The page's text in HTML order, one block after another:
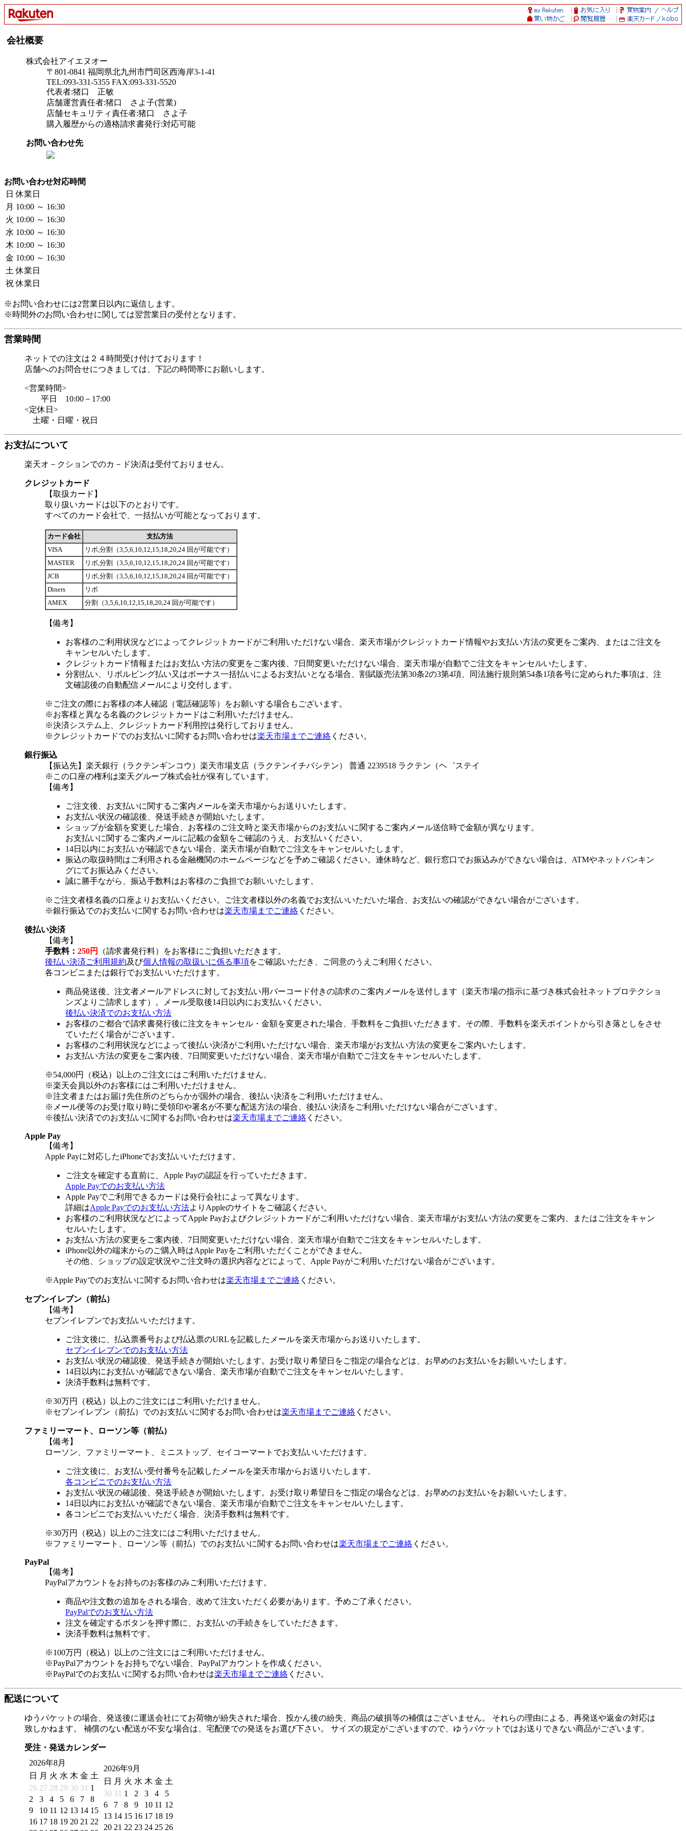
会社概要
株式会社アイエヌオー
〒801-0841 福岡県北九州市門司区西海岸3-1-41
TEL:093-331-5355 FAX:093-331-5520
代表者:猪口 正敏
店舗運営責任者:猪口 さよ子(営業)
店舗セキュリティ責任者:猪口 さよ子
購入履歴からの適格請求書発行:対応可能
お問い合わせ先
お問い合わせ対応時間
日 休業日
月 10:00 ～ 16:30
火 10:00 ～ 16:30
水 10:00 ～ 16:30
木 10:00 ～ 16:30
金 10:00 ～ 16:30
土 休業日
祝 休業日
※お問い合わせには2営業日以内に返信します。
※時間外のお問い合わせに関しては翌営業日の受付となります。
営業時間
ネットでの注文は２４時間受け付けております！
店舗へのお問合せにつきましては、下記の時間帯にお願いします。
<営業時間>
平日 10:00－17:00
<定休日>
土曜・日曜・祝日
お支払について
楽天オ－クションでのカ－ド決済は受付ておりません。
クレジットカード
【取扱カード】
取り扱いカードは以下のとおりです。
すべてのカード会社で、一括払いが可能となっております。
カード会社
支払方法
VISA
リボ,分割（3,5,6,10,12,15,18,20,24 回が可能です）
MASTER
リボ,分割（3,5,6,10,12,15,18,20,24 回が可能です）
JCB
リボ,分割（3,5,6,10,12,15,18,20,24 回が可能です）
Diners
リボ
AMEX
分割（3,5,6,10,12,15,18,20,24 回が可能です）
【備考】
お客様のご利用状況などによってクレジットカードがご利用いただけない場合、楽天市場がクレジットカード情報やお支払い方法の変更をご案内、またはご注文を
キャンセルいたします。
クレジットカード情報またはお支払い方法の変更をご案内後、7日間変更いただけない場合、楽天市場が自動でご注文をキャンセルいたします。
分割払い、リボルビング払い又はボーナス一括払いによるお支払いとなる場合、割賦販売法第30条2の3第4項、同法施行規則第54条1項各号に定められた事項は、注
文確認後の自動配信メールにより交付します。
※ご注文の際にお客様の本人確認（電話確認等）をお願いする場合もございます。
※お客様と異なる名義のクレジットカードはご利用いただけません。
※決済システム上、クレジットカード利用控は発行しておりません。
※クレジットカードでのお支払いに関するお問い合わせは楽天市場までご連絡 ください。
銀行振込
【振込先】楽天銀行（ラクテンギンコウ）楽天市場支店（ラクテンイチバシテン） 普通 2239518 ラクテン（ヘ゛ステイ
※この口座の権利は楽天グループ株式会社が保有しています。
【備考】
ご注文後、お支払いに関するご案内メールを楽天市場からお送りいたします。
お支払い状況の確認後、発送手続きが開始いたします。
ショップが金額を変更した場合、お客様のご注文時と楽天市場からのお支払いに関するご案内メール送信時で金額が異なります。
お支払いに関するご案内メールに記載の金額をご確認のうえ、お支払いください。
14日以内にお支払いが確認できない場合、楽天市場が自動でご注文をキャンセルいたします。
振込の取扱時間はご利用される金融機関のホームページなどを予めご確認ください。連休時など、銀行窓口でお振込みができない場合は、ATMやネットバンキン
グにてお振込みください。
誠に勝手ながら、振込手数料はお客様のご負担でお願いいたします。
※ご注文者様名義の口座よりお支払いください。ご注文者様以外の名義でお支払いいただいた場合、お支払いの確認ができない場合がございます。
※銀行振込でのお支払いに関するお問い合わせは楽天市場までご連絡 ください。
後払い決済
【備考】
手数料： 250円
（請求書発行料）をお客様にご負担いただきます。
後払い決済ご利用規約及び個人情報の取扱いに係る事項をご確認いただき、ご同意のうえご利用ください。
各コンビニまたは銀行でお支払いいただけます。
商品発送後、注文者メールアドレスに対してお支払い用バーコード付きの請求のご案内メールを送付します（楽天市場の指示に基づき株式会社ネットプロテクショ
ンズよりご請求します）。メール受取後14日以内にお支払いください。
後払い決済でのお支払い方法
お客様のご都合で請求書発行後に注文をキャンセル・金額を変更された場合、手数料をご負担いただきます。その際、手数料を楽天ポイントから引き落としをさせ
ていただく場合がございます。
お客様のご利用状況などによって後払い決済がご利用いただけない場合、楽天市場がお支払い方法の変更をご案内いたします。
お支払い方法の変更をご案内後、7日間変更いただけない場合、楽天市場が自動でご注文をキャンセルいたします。
※54,000円（税込）以上のご注文にはご利用いただけません。
※楽天会員以外のお客様にはご利用いただけません。
※注文者またはお届け先住所のどちらかが国外の場合、後払い決済をご利用いただけません。
※メール便等のお受け取り時に受領印や署名が不要な配送方法の場合、後払い決済をご利用いただけない場合がございます。
※後払い決済でのお支払いに関するお問い合わせは楽天市場までご連絡 ください。
Apple Pay
【備考】
Apple Payに対応したiPhoneでお支払いいただけます。
ご注文を確定する直前に、Apple Payの認証を行っていただきます。
Apple Payでのお支払い方法
Apple Payでご利用できるカードは発行会社によって異なります。
詳細はApple Payでのお支払い方法よりAppleのサイトをご確認ください。
お客様のご利用状況などによってApple Payおよびクレジットカードがご利用いただけない場合、楽天市場がお支払い方法の変更をご案内、またはご注文をキャン
セルいたします。
お支払い方法の変更をご案内後、7日間変更いただけない場合、楽天市場が自動でご注文をキャンセルいたします。
iPhone以外の端末からのご購入時はApple Payをご利用いただくことができません。
その他、ショップの設定状況やご注文時の選択内容などによって、Apple Payがご利用いただけない場合がございます。
※Apple Payでのお支払いに関するお問い合わせは楽天市場までご連絡 ください。
セブンイレブン（前払）
【備考】
セブンイレブンでお支払いいただけます。
ご注文後に、払込票番号および払込票のURLを記載したメールを楽天市場からお送りいたします。
セブンイレブンでのお支払い方法
お支払い状況の確認後、発送手続きが開始いたします。お受け取り希望日をご指定の場合などは、お早めのお支払いをお願いいたします。
14日以内にお支払いが確認できない場合、楽天市場が自動でご注文をキャンセルいたします。
決済手数料は無料です。
※30万円（税込）以上のご注文にはご利用いただけません。
※セブンイレブン（前払）でのお支払いに関するお問い合わせは楽天市場までご連絡 ください。
ファミリーマート、ローソン等（前払）
【備考】
ローソン、ファミリーマート、ミニストップ、セイコーマートでお支払いいただけます。
ご注文後に、お支払い受付番号を記載したメールを楽天市場からお送りいたします。
各コンビニでのお支払い方法
お支払い状況の確認後、発送手続きが開始いたします。お受け取り希望日をご指定の場合などは、お早めのお支払いをお願いいたします。
14日以内にお支払いが確認できない場合、楽天市場が自動でご注文をキャンセルいたします。
各コンビニでお支払いいただく場合、決済手数料は無料です。
※30万円（税込）以上のご注文にはご利用いただけません。
※ファミリーマート、ローソン等（前払）でのお支払いに関するお問い合わせは楽天市場までご連絡 ください。
PayPal
【備考】
PayPalアカウントをお持ちのお客様のみご利用いただけます。
商品や注文数の追加をされる場合、改めて注文いただく必要があります。予めご了承ください。
PayPalでのお支払い方法
注文を確定するボタンを押す際に、お支払いの手続きをしていただきます。
決済手数料は無料です。
※100万円（税込）以上のご注文にはご利用いただけません。
※PayPalアカウントをお持ちでない場合、PayPalアカウントを作成ください。
※PayPalでのお支払いに関するお問い合わせは楽天市場までご連絡 ください。
配送について
ゆうパケットの場合、発送後に運送会社にてお荷物が紛失された場合、投かん後の紛失、商品の破損等の補償はございません。 それらの理由による、再発送や返金の対応は
致しかねます。 補償のない配送が不安な場合は、宅配便での発送をお選び下さい。 サイズの規定がございますので、ゆうパケットではお送りできない商品がございます。
受注・発送カレンダー
2026年8月
日
月 火 水 木 金 土
26 27 28 29 30 31 1
2
3 4 5 6 7
8
9
10 11 12 13 14 15
16 17 18 19 20 21 22
2026年9月
日
月 火 水 木 金 土
30 31 1 2 3 4
5
6
7 8 9 10 11 12
13 14 15 16 17 18 19
20 21 22 23 24 25 26